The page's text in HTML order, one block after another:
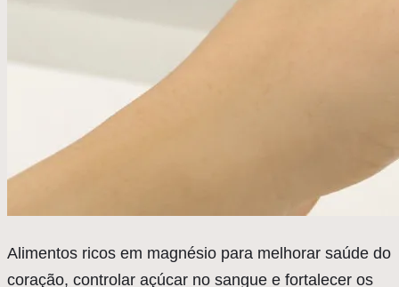
A limentos ricos em magnésio para melhorar saúde do
coração, controlar açúcar no sangue e fortalecer os